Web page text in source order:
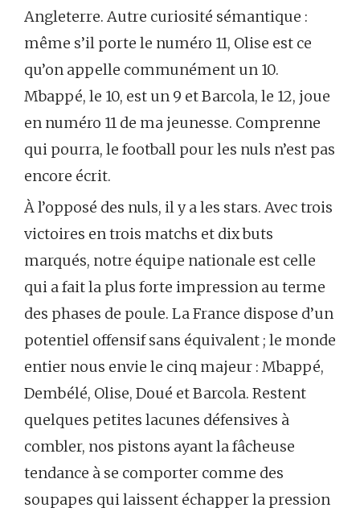
Angleterre. Autre curiosité sémantique :
même s’il porte le numéro 11, Olise est ce
qu’on appelle communément un 10.
Mbappé, le 10, est un 9 et Barcola, le 12, joue
en numéro 11 de ma jeunesse. Comprenne
qui pourra, le football pour les nuls n’est pas
encore écrit.
À l’opposé des nuls, il y a les stars. Avec trois
victoires en trois matchs et dix buts
marqués, notre équipe nationale est celle
qui a fait la plus forte impression au terme
des phases de poule. La France dispose d’un
potentiel offensif sans équivalent ; le monde
entier nous envie le cinq majeur : Mbappé,
Dembélé, Olise, Doué et Barcola. Restent
quelques petites lacunes défensives à
combler, nos pistons ayant la fâcheuse
tendance à se comporter comme des
soupapes qui laissent échapper la pression